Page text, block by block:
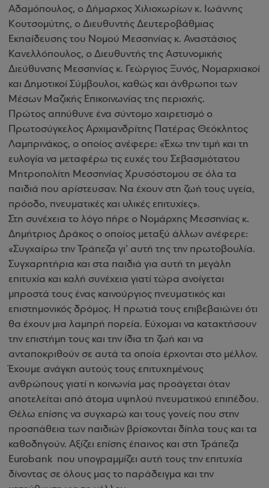
Αδαμόπουλος, ο Δήμαρχος Χιλιοχωρίων κ. Ιωάννης
Κουτσομύτης, ο Διευθυντής Δευτεροβάθμιας
Εκπαίδευσης του Νομού Μεσσηνίας κ. Αναστάσιος
Κανελλόπουλος, ο Διευθυντής της Αστυνομικής
Διεύθυνσης Μεσσηνίας κ. Γεώργιος Ξυνός, Νομαρχιακοί
και Δημοτικοί Σύμβουλοι, καθώς και άνθρωποι των
Μέσων Μαζικής Επικοινωνίας της περιοχής.
Πρώτος απηύθυνε ένα σύντομο χαιρετισμό ο
Πρωτοσύγκελος Αρχιμανδρίτης Πατέρας Θεόκλητος
Λαμπρινάκος, ο οποίος ανέφερε: «Έχω την τιμή και τη
ευλογία να μεταφέρω τις ευχές του Σεβασμιότατου
Μητροπολίτη Μεσσηνίας Χρυσόστομου σε όλα τα
παιδιά που αρίστευσαν. Να έχουν στη ζωή τους υγεία,
πρόοδο, πνευματικές και υλικές επιτυχίες».
Στη συνέχεια το λόγο πήρε ο Νομάρχης Μεσσηνίας κ.
Δημήτριος Δράκος ο οποίος μεταξύ άλλων ανέφερε:
«Συγχαίρω την Τράπεζα γι’ αυτή της την πρωτοβουλία.
Συγχαρητήρια και στα παιδιά για αυτή τη μεγάλη
επιτυχία και καλή συνέχεια γιατί τώρα ανοίγεται
μπροστά τους ένας καινούργιος πνευματικός και
επιστημονικός δρόμος. Η πρωτιά τους επιβεβαιώνει ότι
θα έχουν μια λαμπρή πορεία. Εύχομαι να κατακτήσουν
την επιστήμη τους και την ίδια τη ζωή και να
ανταποκριθούν σε αυτά τα οποία έρχονται στο μέλλον.
Έχουμε ανάγκη αυτούς τους επιτυχημένους
ανθρώπους γιατί η κοινωνία μας προάγεται όταν
αποτελείται από άτομα υψηλού πνευματικού επιπέδου.
Θέλω επίσης να συγχαρώ και τους γονείς που στην
προσπάθεια των παιδιών βρίσκονται δίπλα τους και τα
καθοδηγούν. Αξίζει επίσης έπαινος και στη Τράπεζα
Eurobank που υπογραμμίζει αυτή τους την επιτυχία
δίνοντας σε όλους μας το παράδειγμα και την